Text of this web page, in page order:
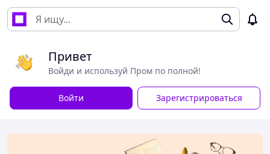
Привет
Войди и используй Пром по полной!
Войти Зарегистрироваться